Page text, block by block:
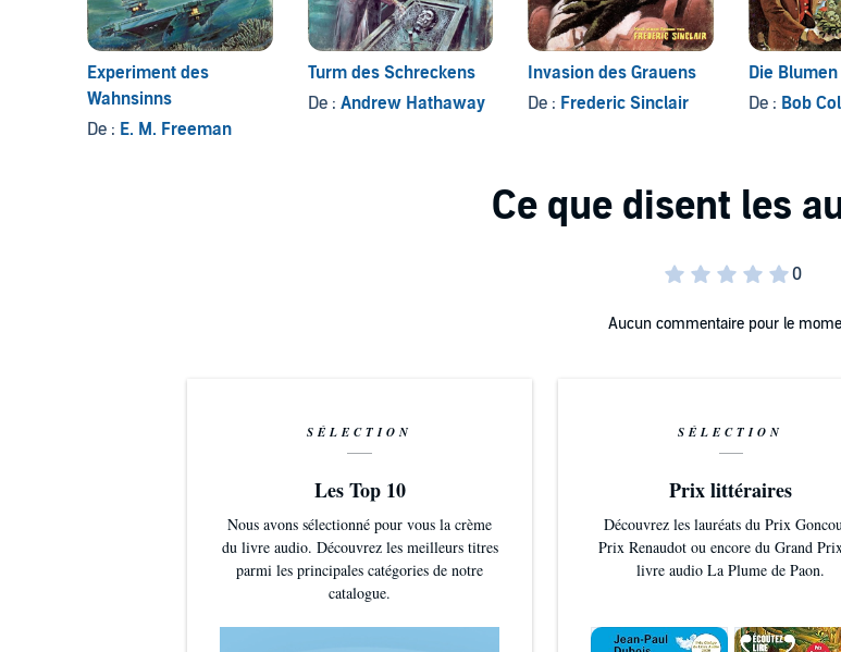
Experiment des
Wahnsinns
De : E. M. Freeman
Turm des Schreckens
De : Andrew Hathaway
Invasion des Grauens
De : Frederic Sinclair
Die
De : Bob
Aucun commentaire pour le
SÉLECTION
Les Top 10
Nous avons sélectionné pour vous la crème
du livre audio. Découvrez les meilleurs titres
parmi les principales catégories de notre
catalogue.
SÉLECTION
Prix littéraires
Découvrez les lauréats du Prix
Prix Renaudot ou encore du Grand
livre audio La Plume de Paon.